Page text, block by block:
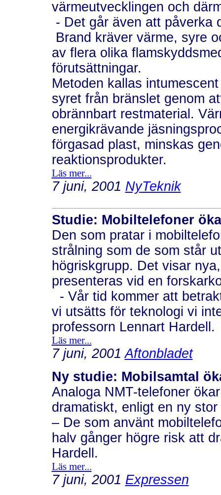
värmeutvecklingen och
- Det går även att påverka
Brand kräver värme, syre
av flera olika
förutsättningar.
Metoden kallas
syret från bränslet genom
obrännbart restmaterial.
energikrävande
förgasad plast, minskas
reaktionsprodukter.
Läs mer...
7 juni, 2001 NyTeknik
Studie: Mobiltelefoner
Den som pratar i
strålning som de som står
högriskgrupp. Det visar
presenteras vid en
- Vår tid kommer att
vi utsätts för teknologi vi
professorn Lennart Hardell.
Läs mer...
7 juni, 2001Aftonbladet
Ny studie: Mobilsamtal
Analoga NMT-telefoner
dramatiskt, enligt en ny
– De som använt
halv gånger högre risk att
Hardell.
Läs mer...
7 juni, 2001 Expressen